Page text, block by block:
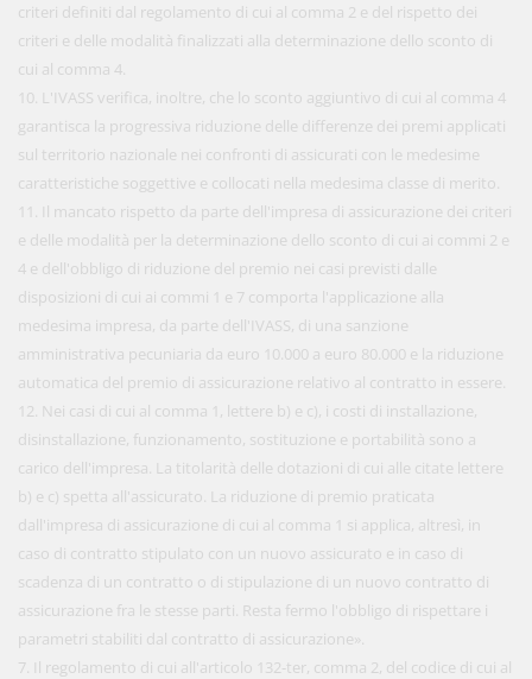
criteri definiti dal regolamento di cui al comma 2 e del rispetto dei
criteri e delle modalità finalizzati alla determinazione dello sconto di
cui al comma 4.
10. L'IVASS verifica, inoltre, che lo sconto aggiuntivo di cui al comma 4
garantisca la progressiva riduzione delle differenze dei premi applicati
sul territorio nazionale nei confronti di assicurati con le medesime
caratteristiche soggettive e collocati nella medesima classe di merito.
11. Il mancato rispetto da parte dell'impresa di assicurazione dei criteri
e delle modalità per la determinazione dello sconto di cui ai commi 2 e
4 e dell'obbligo di riduzione del premio nei casi previsti dalle
disposizioni di cui ai commi 1 e 7 comporta l'applicazione alla
medesima impresa, da parte dell'IVASS, di una sanzione
amministrativa pecuniaria da euro 10.000 a euro 80.000 e la riduzione
automatica del premio di assicurazione relativo al contratto in essere.
12. Nei casi di cui al comma 1, lettere b) e c), i costi di installazione,
disinstallazione, funzionamento, sostituzione e portabilità sono a
carico dell'impresa. La titolarità delle dotazioni di cui alle citate lettere
b) e c) spetta all'assicurato. La riduzione di premio praticata
dall'impresa di assicurazione di cui al comma 1 si applica, altresì, in
caso di contratto stipulato con un nuovo assicurato e in caso di
scadenza di un contratto o di stipulazione di un nuovo contratto di
assicurazione fra le stesse parti. Resta fermo l'obbligo di rispettare i
parametri stabiliti dal contratto di assicurazione».
7. Il regolamento di cui all'articolo 132-ter, comma 2, del codice di cui al